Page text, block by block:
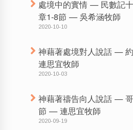
處境中的實情 — 民數記
章1-8節 — 吳希涵牧師
2020-10-10
神藉著處境對人說話 —
連思宜牧師
2020-10-03
神藉著禱告向人說話 —
節 — 連思宜牧師
2020-09-19